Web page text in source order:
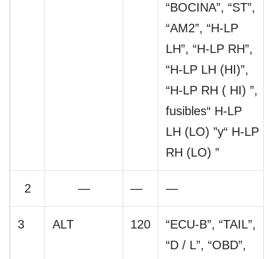
“BOCINA”, “ST”,
“AM2”, “H-LP
LH”, “H-LP RH”,
“H-LP LH (HI)”,
“H-LP RH ( HI) ”,
fusibles“ H-LP
LH (LO) ”y“ H-LP
RH (LO) ”
2 — — —
3 ALT 120
“ECU-B”, “TAIL”,
“D / L”, “OBD”,